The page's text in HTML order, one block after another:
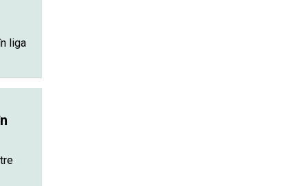
liga